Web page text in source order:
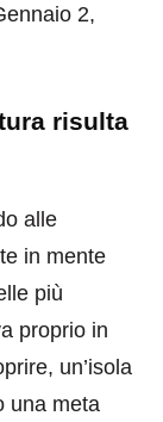
2,
risulta
alle
in mente
più
proprio in
un’isola
una meta